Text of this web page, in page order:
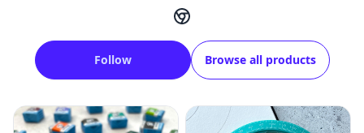
Follow Browse all products